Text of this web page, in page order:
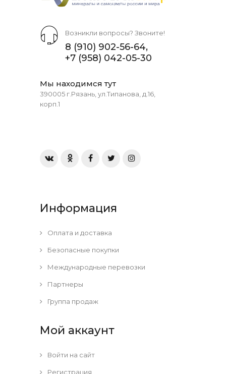
Возникли вопросы? Звоните!
8 (910) 902-56-64,
+7 (958) 042-05-30
Мы находимся тут
390005 г.Рязань, ул.Типанова, д.16,
корп.1
Информация
Оплата и доставка
Безопасные покупки
Международные перевозки
Партнеры
Группа продаж
Мой аккаунт
Войти на сайт
Регистрация